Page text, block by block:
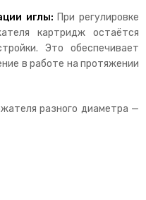
иглы: При регулировке
картридж остаётся
Это обеспечивает
в работе на протяжении
разного диаметра —